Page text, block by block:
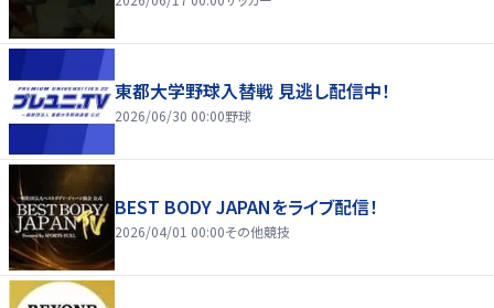
東都大学野球入替戦 見逃し配信中！
2026/06/30 00:00野球
BEST BODY JAPANをライブ配信！
2026/04/01 00:00その他競技